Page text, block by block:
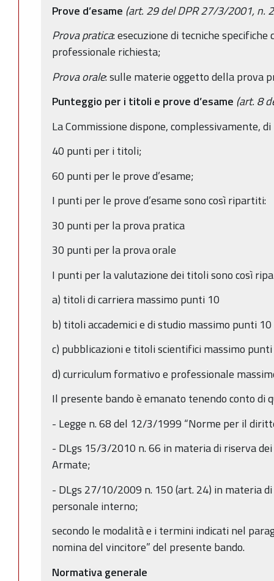
Prove d’esame (art. 29 del DPR 27/3/2001, n.
Prova pratica: esecuzione di tecniche
professionale richiesta;
Prova orale: sulle materie oggetto della prova
Punteggio per i titoli e prove d’esame (art. 8
La Commissione dispone, complessivamente,
40 punti per i titoli;
60 punti per le prove d’esame;
I punti per le prove d’esame sono così ripartiti:
30 punti per la prova pratica
30 punti per la prova orale
I punti per la valutazione dei titoli sono così
a) titoli di carriera massimo punti 10
b) titoli accademici e di studio massimo punti 10
c) pubblicazioni e titoli scientifici massimo
d) curriculum formativo e professionale
Il presente bando è emanato tenendo conto di
- Legge n. 68 del 12/3/1999 “Norme per il
- DLgs 15/3/2010 n. 66 in materia di riserva
Armate;
- DLgs 27/10/2009 n. 150 (art. 24) in materia
personale interno;
secondo le modalità e i termini indicati nel
nomina del vincitore” del presente bando.
Normativa generale